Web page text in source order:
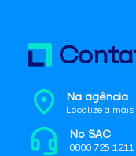
Na agência
Localize a
No SAC
0800 725